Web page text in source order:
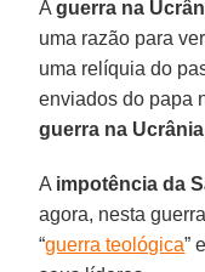
Aguerra na
uma razão para
uma relíquia do
enviados do papa
guerra na Ucrânia
A impotência da
agora, nesta
“guerra teológica”